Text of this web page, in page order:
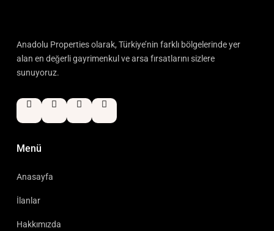
Anadolu Properties olarak, Türkiye’nin farklı bölgelerinde yer
alan en değerli gayrimenkul ve arsa fırsatlarını sizlere
sunuyoruz.
Menü
Anasayfa
İlanlar
Hakkımızda